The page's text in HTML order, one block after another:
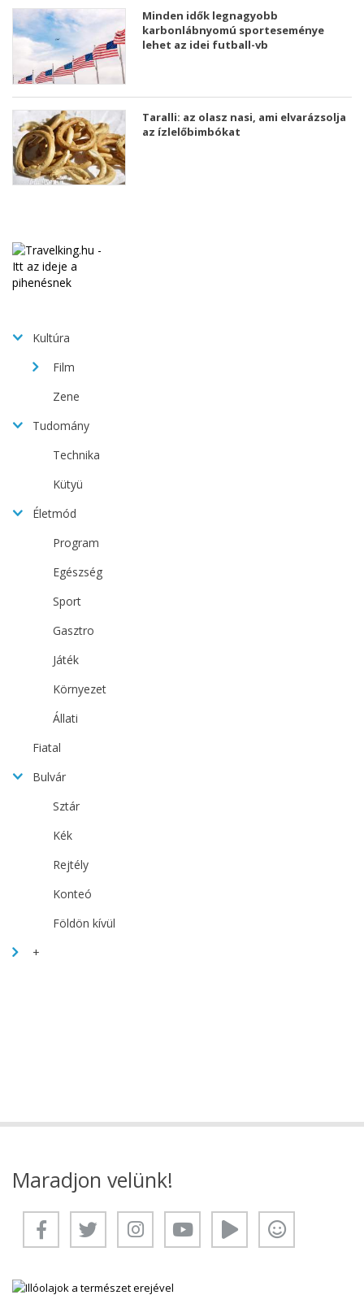
Minden idők legnagyobb
karbonlábnyomú sporteseménye
lehet az idei futball-vb
Taralli: az olasz nasi, ami elvarázsolja
az ízlelőbimbókat
Kultúra
Film
Zene
Tudomány
Technika
Kütyü
Életmód
Program
Egészség
Sport
Gasztro
Játék
Környezet
Állati
Fiatal
Bulvár
Sztár
Kék
Rejtély
Konteó
Földön kívül
+
Maradjon velünk!